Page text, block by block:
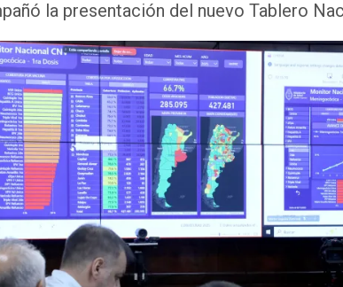
la presentación del nuevo Tablero